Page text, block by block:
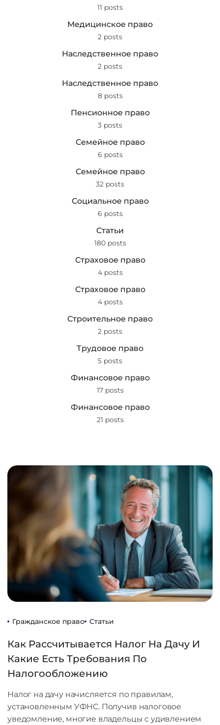
11 posts
Медицинское право
2 posts
Наследственное право
2 posts
Наследственное право
8 posts
Пенсионное право
3 posts
Семейное право
6 posts
Семейное право
32 posts
Социальное право
6 posts
Статьи
180 posts
Страховое право
4 posts
Страховое право
4 posts
Строительное право
2 posts
Трудовое право
5 posts
Финансовое право
17 posts
Финансовое право
21 posts
Гражданское право Статьи
Как Рассчитывается Налог На Дачу И
Какие Есть Требования По
Налогообложению
Налог на дачу начисляется по правилам,
установленным УФНС. Получив налоговое
уведомление, многие владельцы с удивлением